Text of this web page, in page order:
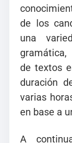
de los
una
de textos
duración
varias
en base a
A